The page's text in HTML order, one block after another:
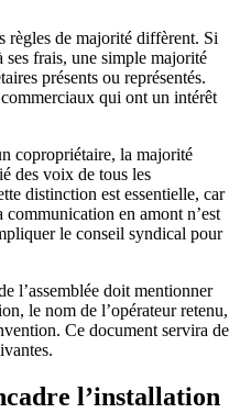
règles de majorité diffèrent. Si
ses frais, une simple majorité
présents ou représentés.
commerciaux qui ont un intérêt
copropriétaire, la majorité
des voix de tous les
distinction est essentielle, car
en amont n’est
le conseil syndical pour
l’assemblée doit mentionner
le nom de l’opérateur retenu,
Ce document servira de
l’installation